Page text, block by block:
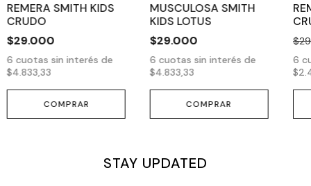
REMERA SMITH KIDS
CRUDO
$29.000
6 cuotas sin interés de
$4.833,33
COMPRAR
MUSCULOSA SMITH
KIDS LOTUS
$29.000
6 cuotas sin interés de
$4.833,33
COMPRAR
6
STAY UPDATED